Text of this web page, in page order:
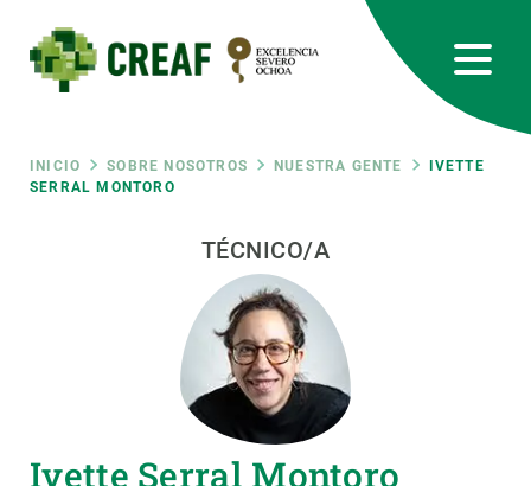
contenido
principal
Ruta
navegación
INICIO SOBRE NOSOTROS NUESTRA GENTE
IVETTE
SERRAL MONTORO
TÉCNICO/A
Ivette Serral Montoro
RRSS
Featured
responsive
Responsive
CIENCIA EN ACCIÓN